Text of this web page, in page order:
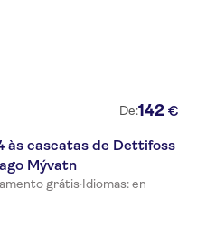
Park
De:142 €
às cascatas de Dettifoss
Mývatn
grátis·Idiomas: en